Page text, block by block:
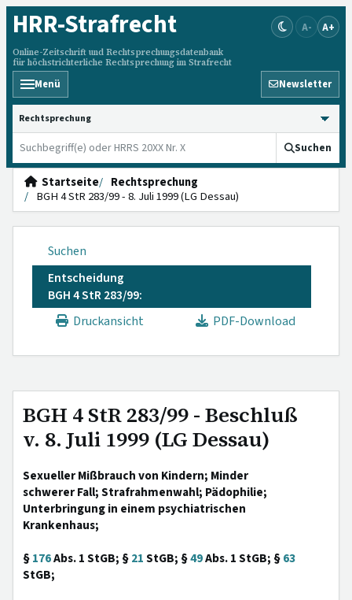
HRR-Strafrecht
Online-Zeitschrift und Rechtsprechungsdatenbank
für höchstrichterliche Rechtsprechung im Strafrecht
A- A+
Menü Newsletter
HRRS durchsuchen
Suchen
Startseite
Rechtsprechung
BGH 4 StR 283/99 - 8. Juli 1999 (LG Dessau)
Suchen
Entscheidung
BGH 4 StR 283/99:
Druckansicht
PDF-Download
BGH 4 StR 283/99 - Beschluß
v. 8. Juli 1999 (LG Dessau)
Sexueller Mißbrauch von Kindern; Minder
schwerer Fall; Strafrahmenwahl; Pädophilie;
Unterbringung in einem psychiatrischen
Krankenhaus;
§176Abs. 1 StGB; §21StGB; §49Abs. 1 StGB; §63
StGB;